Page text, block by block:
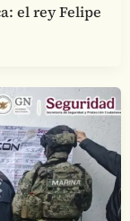
el rey Felipe